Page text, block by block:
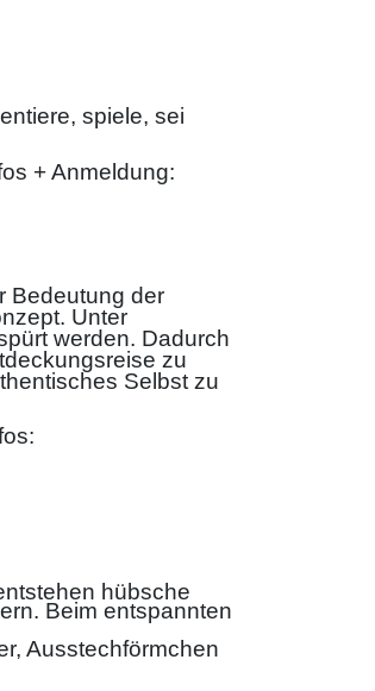
spiele, sei
+ Anmeldung:
Bedeutung der
Unter
werden. Dadurch
zu
Selbst zu
hübsche
Beim entspannten
Ausstechförmchen